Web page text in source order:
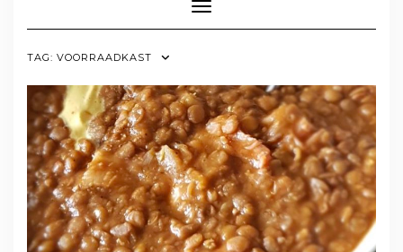
Toggle navigatie
TAG: VOORRAADKAST